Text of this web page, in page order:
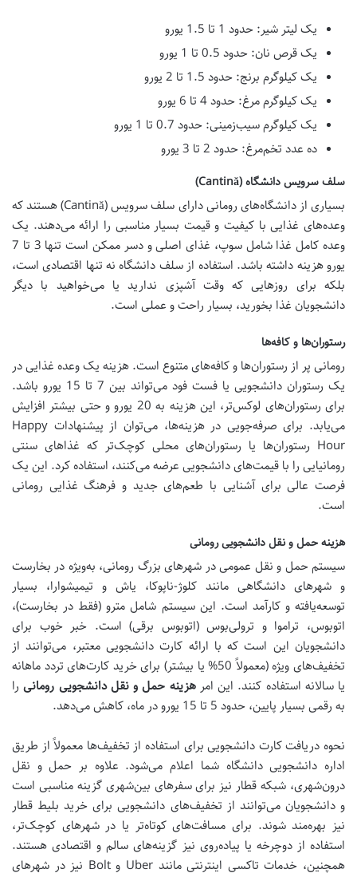
یک لیتر شیر: حدود 1 تا 1.5 یورو
یک قرص نان: حدود 0.5 تا 1 یورو
یک کیلوگرم برنج: حدود 1.5 تا 2 یورو
یک کیلوگرم مرغ: حدود 4 تا 6 یورو
یک کیلوگرم سیب‌زمینی: حدود 0.7 تا 1 یورو
ده عدد تخم‌مرغ: حدود 2 تا 3 یورو
سلف سرویس دانشگاه (Cantină)
بسیاری از دانشگاه‌های رومانی دارای سلف سرویس (Cantină) هستند که
وعده‌های غذایی با کیفیت و قیمت بسیار مناسبی را ارائه می‌دهند. یک
وعده کامل غذا شامل سوپ، غذای اصلی و دسر ممکن است تنها 3 تا 7
یورو هزینه داشته باشد. استفاده از سلف دانشگاه نه تنها اقتصادی است،
بلکه برای روزهایی که وقت آشپزی ندارید یا می‌خواهید با دیگر
دانشجویان غذا بخورید، بسیار راحت و عملی است.
رستوران‌ها و کافه‌ها
رومانی پر از رستوران‌ها و کافه‌های متنوع است. هزینه یک وعده غذایی در
یک رستوران دانشجویی یا فست فود می‌تواند بین 7 تا 15 یورو باشد.
برای رستوران‌های لوکس‌تر، این هزینه به 20 یورو و حتی بیشتر افزایش
می‌یابد. برای صرفه‌جویی در هزینه‌ها، می‌توان از پیشنهادات Happy
Hour رستوران‌ها یا رستوران‌های محلی کوچک‌تر که غذاهای سنتی
رومانیایی را با قیمت‌های دانشجویی عرضه می‌کنند، استفاده کرد. این یک
فرصت عالی برای آشنایی با طعم‌های جدید و فرهنگ غذایی رومانی
است.
هزینه حمل و نقل دانشجویی رومانی
سیستم حمل و نقل عمومی در شهرهای بزرگ رومانی، به‌ویژه در بخارست
و شهرهای دانشگاهی مانند کلوژ-ناپوکا، یاش و تیمیشوارا، بسیار
توسعه‌یافته و کارآمد است. این سیستم شامل مترو (فقط در بخارست)،
اتوبوس، تراموا و ترولی‌بوس (اتوبوس برقی) است. خبر خوب برای
دانشجویان این است که با ارائه کارت دانشجویی معتبر، می‌توانند از
تخفیف‌های ویژه (معمولاً 50% یا بیشتر) برای خرید کارت‌های تردد ماهانه
یا سالانه استفاده کنند. این امر هزینه حمل و نقل دانشجویی رومانی را
به رقمی بسیار پایین، حدود 5 تا 15 یورو در ماه، کاهش می‌دهد.
نحوه دریافت کارت دانشجویی برای استفاده از تخفیف‌ها معمولاً از طریق
اداره دانشجویی دانشگاه شما اعلام می‌شود. علاوه بر حمل و نقل
درون‌شهری، شبکه قطار نیز برای سفرهای بین‌شهری گزینه مناسبی است
و دانشجویان می‌توانند از تخفیف‌های دانشجویی برای خرید بلیط قطار
نیز بهره‌مند شوند. برای مسافت‌های کوتاه‌تر یا در شهرهای کوچک‌تر،
استفاده از دوچرخه یا پیاده‌روی نیز گزینه‌های سالم و اقتصادی هستند.
همچنین، خدمات تاکسی اینترنتی مانند Uber و Bolt نیز در شهرهای